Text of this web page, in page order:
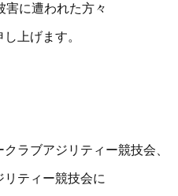
害に遭われた方々
上げます。
ラブアジリティー競技会、
ティー競技会に